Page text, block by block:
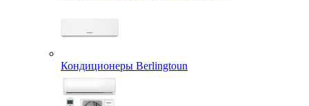
Кондиционеры Berlingtoun